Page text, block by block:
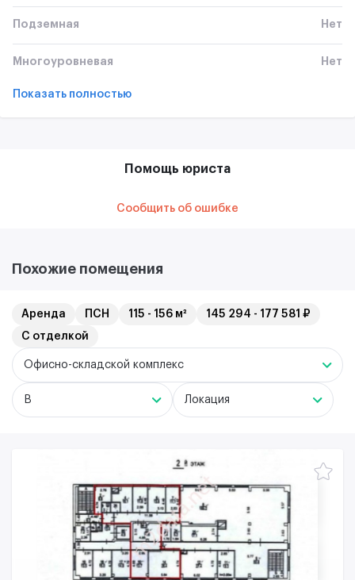
Подземная Нет
Многоуровневая Нет
Показать полностью
Помощь юриста
Сообщить об ошибке
Похожие помещения
Аренда ПСН 115 - 156 м²
145 294 - 177 581 ₽
С отделкой
Офисно-складской комплекс
B Локация